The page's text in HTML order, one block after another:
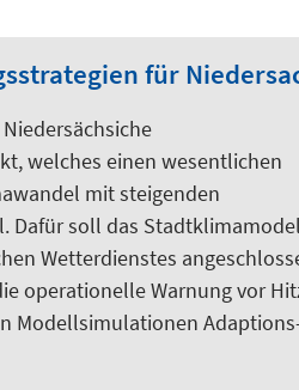
für
welches einen wesentlichen
mit steigenden
Dafür soll das
Wetterdienstes
operationelle Warnung vor
Modellsimulationen